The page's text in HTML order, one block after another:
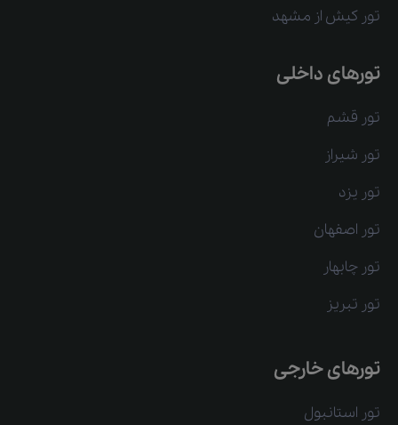
تور کیش از مشهد
تورهای داخلی
تور قشم
تور شیراز
تور یزد
تور اصفهان
تور چابهار
تور تبریز
تورهای خارجی
تور استانبول